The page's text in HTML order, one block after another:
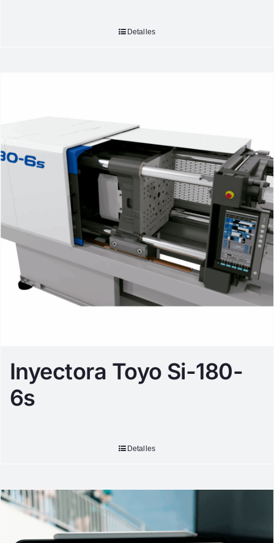
Detalles
Inyectora Toyo Si-180-
6s
Detalles